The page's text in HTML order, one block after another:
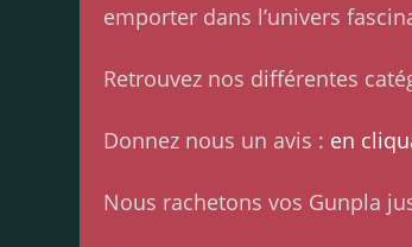
emporter dans l’univers
Retrouvez nos différentes
Donnez nous un avis : en
Nous rachetons vos Gunpla